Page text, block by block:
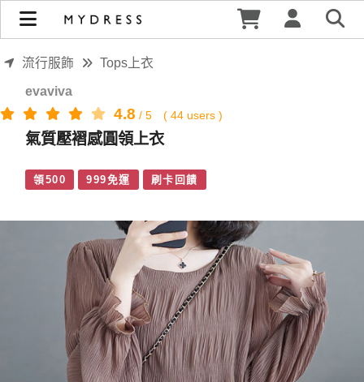
氣質壓褶感圓領上衣 | MYDRESS 時裳韓風
流行服飾 Tops上衣
evaviva
4.8 / 5 ( 44 users )
氣質壓褶感圓領上衣
領500 999免運 刷卡回饋